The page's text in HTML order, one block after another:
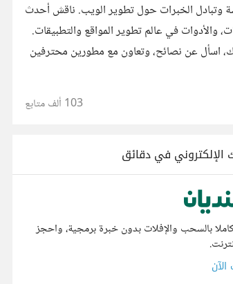
وتبادل الخبرات حول تطوير الويب. ناقش أحدث
والأدوات في عالم تطوير المواقع والتطبيقات.
اسأل عن نصائح، وتعاون مع مطورين محترفين
103 ألف متابع
في دقائق
بالسحب والإفلات بدون خبرة برمجية، واحجز